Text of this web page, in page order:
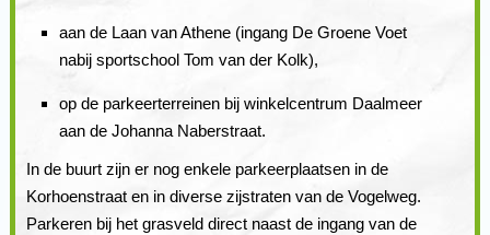
aan de Laan van Athene (ingang De Groene Voet
nabij sportschool Tom van der Kolk),
op de parkeerterreinen bij winkelcentrum Daalmeer
aan de Johanna Naberstraat.
In de buurt zijn er nog enkele parkeerplaatsen in de
Korhoenstraat en in diverse zijstraten van de Vogelweg.
Parkeren bij het grasveld direct naast de ingang van de